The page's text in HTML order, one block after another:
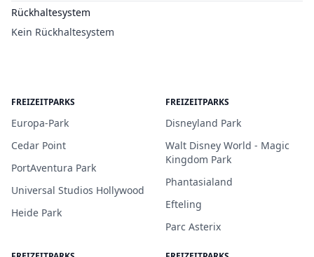
Rückhaltesystem
Kein Rückhaltesystem
FREIZEITPARKS
Europa-Park
Cedar Point
PortAventura Park
Universal Studios Hollywood
Heide Park
FREIZEITPARKS
Disneyland Park
Walt Disney World - Magic
Kingdom Park
Phantasialand
Efteling
Parc Asterix